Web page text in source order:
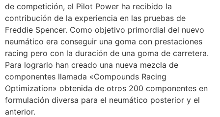
de competición, el Pilot Power ha recibido la
contribución de la experiencia en las pruebas de
Freddie Spencer. Como objetivo primordial del nuevo
neumático era conseguir una goma con prestaciones
racing pero con la duración de una goma de carretera.
Para lograrlo han creado una nueva mezcla de
componentes llamada «Compounds Racing
Optimization» obtenida de otros 200 componentes en
formulación diversa para el neumático posterior y el
anterior.